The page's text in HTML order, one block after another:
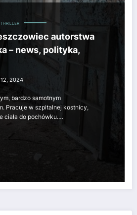
autorstwa
– news, polityka,
2024
bardzo samotnym
Pracuje w szpitalnej kostnicy,
ciała do pochówku.…